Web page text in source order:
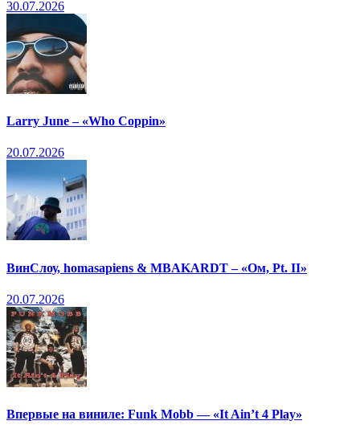
30.07.2026
Larry June – «Who Coppin»
20.07.2026
ВинСлоу, homasapiens & MBAKARDT – «Ом, Pt. II»
20.07.2026
Впервые на виниле: Funk Mobb — «It Ain’t 4 Play»